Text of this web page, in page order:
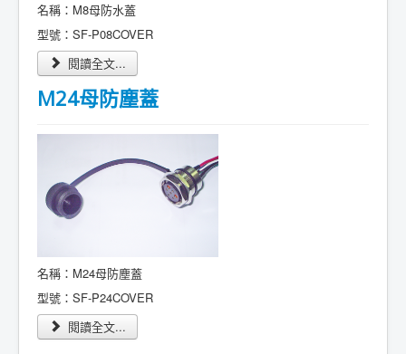
名稱：M8母防水蓋
型號：SF-P08COVER
閱讀全文...
M24母防塵蓋
名稱：M24母防塵蓋
型號：SF-P24COVER
閱讀全文...